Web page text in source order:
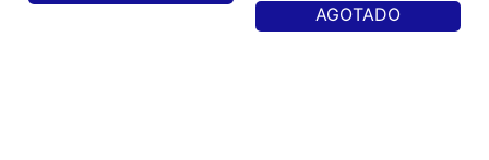
AGOTADO